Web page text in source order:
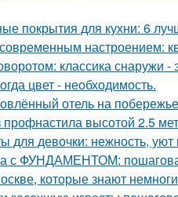
покрытия для кухни: 6
настроением:
классика снаружи -
цвет - необходимость.
отель на
профнастила высотой 2.5
для девочки: нежность,
с ФУНДАМЕНТОМ:
которые знают